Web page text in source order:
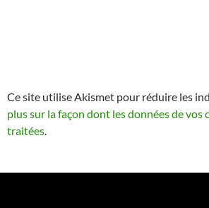
Ce site utilise Akismet pour réduire les
plus sur la façon dont les données de vos
traitées.